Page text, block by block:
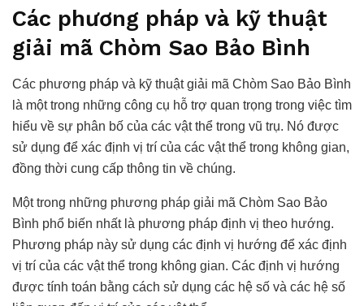
Các phương pháp và kỹ thuật
giải mã Chòm Sao Bảo Bình
Các phương pháp và kỹ thuật giải mã Chòm Sao Bảo Bình
là một trong những công cụ hỗ trợ quan trọng trong việc tìm
hiểu về sự phân bố của các vật thể trong vũ trụ. Nó được
sử dụng để xác định vị trí của các vật thể trong không gian,
đồng thời cung cấp thông tin về chúng.
Một trong những phương pháp giải mã Chòm Sao Bảo
Bình phổ biến nhất là phương pháp định vị theo hướng.
Phương pháp này sử dụng các định vị hướng để xác định
vị trí của các vật thể trong không gian. Các định vị hướng
được tính toán bằng cách sử dụng các hệ số và các hệ số